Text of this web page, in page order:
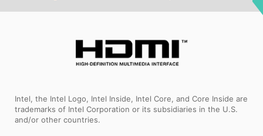
Intel, the Intel Logo, Intel Inside, Intel Core, and Core Inside are
trademarks of Intel Corporation or its subsidiaries in the U.S.
and/or other countries.